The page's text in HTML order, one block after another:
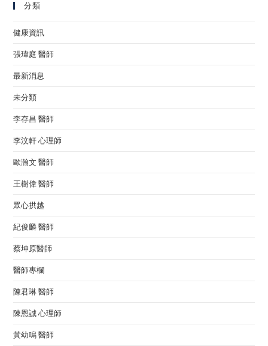
分類
健康資訊
張瑋庭 醫師
最新消息
未分類
李存昌 醫師
李汶軒 心理師
歐瀚文 醫師
王樹偉 醫師
眾心拱越
紀俊麟 醫師
蔡坤原醫師
醫師專欄
陳君琳 醫師
陳恩誠 心理師
黃幼鳴 醫師